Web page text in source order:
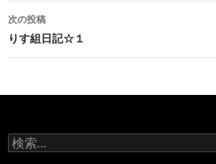
稿
ナ
ゲ
シ
次の投稿
りす組日記☆１
検
索